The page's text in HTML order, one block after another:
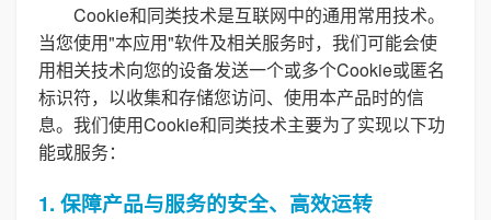
Cookie和同类技术是互联网中的通用常用技术。
当您使用"本应用"软件及相关服务时，我们可能会使
用相关技术向您的设备发送一个或多个Cookie或匿名
标识符，以收集和存储您访问、使用本产品时的信
息。我们使用Cookie和同类技术主要为了实现以下功
能或服务：
1. 保障产品与服务的安全、高效运转